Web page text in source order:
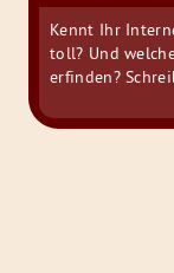
Kennt Ihr
toll? Und
erfinden?